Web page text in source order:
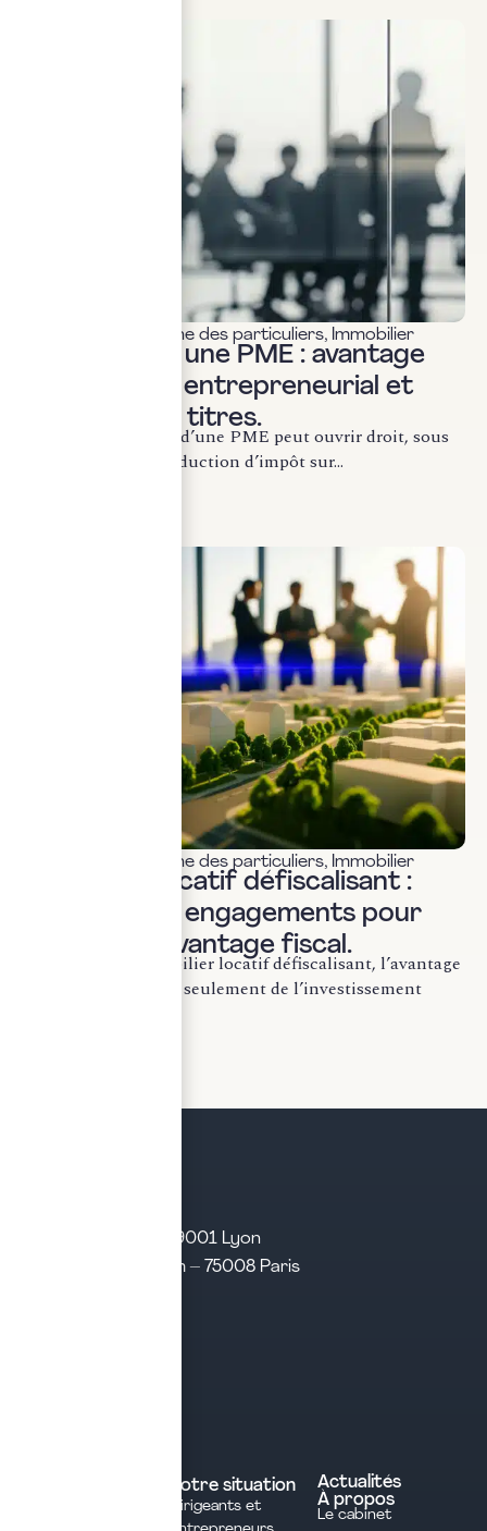
Fiscalité & patrimoine des particuliers, Immobilier
Investir dans une PME : avantage
fiscal, risque entrepreneurial et
illiquidité des titres.
Souscrire au capital d’une PME peut ouvrir droit, sous
conditions, à une réduction d’impôt sur...
Fiscalité & patrimoine des particuliers, Immobilier
Immobilier locatif défiscalisant :
sécuriser les engagements pour
préserver l’avantage fiscal.
En matière d’immobilier locatif défiscalisant, l’avantage
fiscal ne dépend pas seulement de l’investissement
21 rue d’Algérie – 69001 Lyon
31 rue d’Amsterdam – 75008 Paris
Votre situation
Dirigeants et
Actualités
À propos
Le cabinet